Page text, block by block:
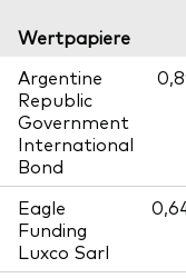
Wertpapiere
Argentine
Republic
Government
International
Bond
Eagle
Funding
Luxco Sarl